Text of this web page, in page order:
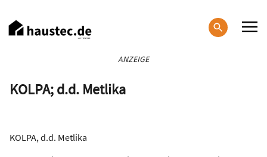
zum
Inhalt
ANZEIGE
KOLPA; d.d. Metlika
KOLPA, d.d. Metlika